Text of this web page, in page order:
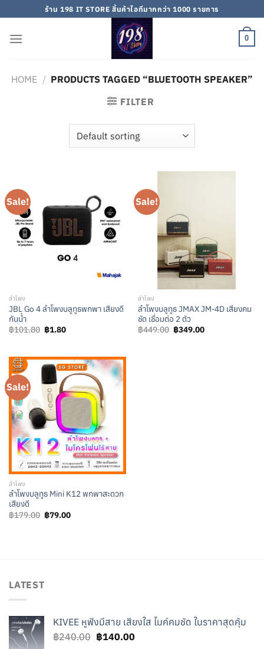
to
content
ร้าน 198 IT STORE สิ้นค้าไอทีมากกว่า 1000 รายการ
0
HOME / PRODUCTS TAGGED “BLUETOOTH SPEAKER”
FILTER
Sale!
ลำโพง
JBL Go 4 ลำโพงบลูทูธพกพา เสียงดี
กันน้ำ
฿101.80 Original
price
฿1.80Current
Sale!
ลำโพง
ลำโพงบลูทูธ JMAX JM-4D เสียงคม
ชัด เชื่อมต่อ 2 ตัว
฿449.00 Original
price
฿349.00Current
Sale!
ลำโพง
ลำโพงบลูทูธ Mini K12 พกพาสะดวก
เสียงดี
฿179.00 Original
price
฿79.00Current
LATEST
KIVEE หูฟังมีสาย เสียงใส ไมค์คมชัด ในราคาสุดคุ้ม
฿240.00 Original
฿140.00Current